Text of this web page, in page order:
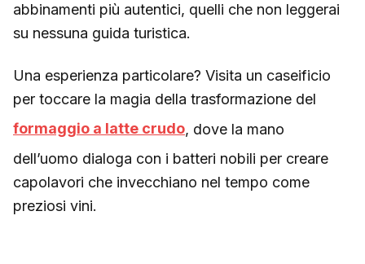
abbinamenti più autentici, quelli che non leggerai
su nessuna guida turistica.
Una esperienza particolare? Visita un caseificio
per toccare la magia della trasformazione del
formaggio a latte crudo , dove la mano
dell’uomo dialoga con i batteri nobili per creare
capolavori che invecchiano nel tempo come
preziosi vini.